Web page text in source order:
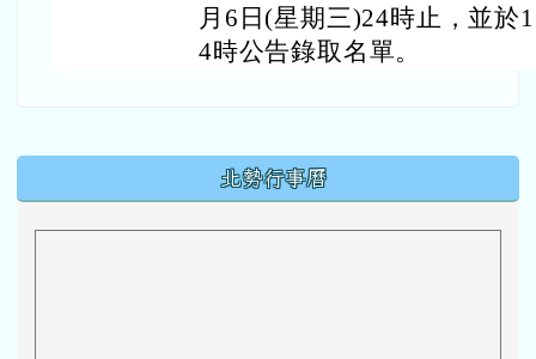
月6日(星期三)24時止，並於
4時公告錄取名單。
北勢行事曆